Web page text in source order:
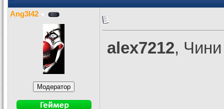
Ang3l42
alex7212, Чини